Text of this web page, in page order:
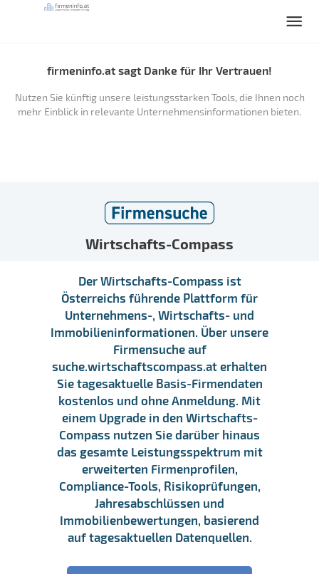
firmeninfo.at sagt Danke für Ihr Vertrauen!
Nutzen Sie künftig unsere leistungsstarken Tools, die Ihnen noch
mehr Einblick in relevante Unternehmensinformationen bieten.
Wirtschafts-Compass
Der Wirtschafts-Compass ist
Österreichs führende Plattform für
Unternehmens-, Wirtschafts- und
Immobilieninformationen. Über unsere
Firmensuche auf
suche.wirtschaftscompass.at erhalten
Sie tagesaktuelle Basis-Firmendaten
kostenlos und ohne Anmeldung. Mit
einem Upgrade in den Wirtschafts-
Compass nutzen Sie darüber hinaus
das gesamte Leistungsspektrum mit
erweiterten Firmenprofilen,
Compliance-Tools, Risikoprüfungen,
Jahresabschlüssen und
Immobilienbewertungen, basierend
auf tagesaktuellen Datenquellen.